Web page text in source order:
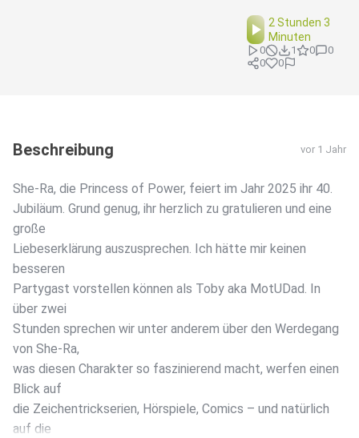
2 Stunden 3
Minuten
0 1 0
0
0
0
Beschreibung vor 1 Jahr
She-Ra, die Princess of Power, feiert im Jahr 2025 ihr 40.
Jubiläum. Grund genug, ihr herzlich zu gratulieren und eine
große
Liebeserklärung auszusprechen. Ich hätte mir keinen
besseren
Partygast vorstellen können als Toby aka MotUDad. In
über zwei
Stunden sprechen wir unter anderem über den Werdegang
von She-Ra,
was diesen Charakter so faszinierend macht, werfen einen
Blick auf
die Zeichentrickserien, Hörspiele, Comics – und natürlich
auf die